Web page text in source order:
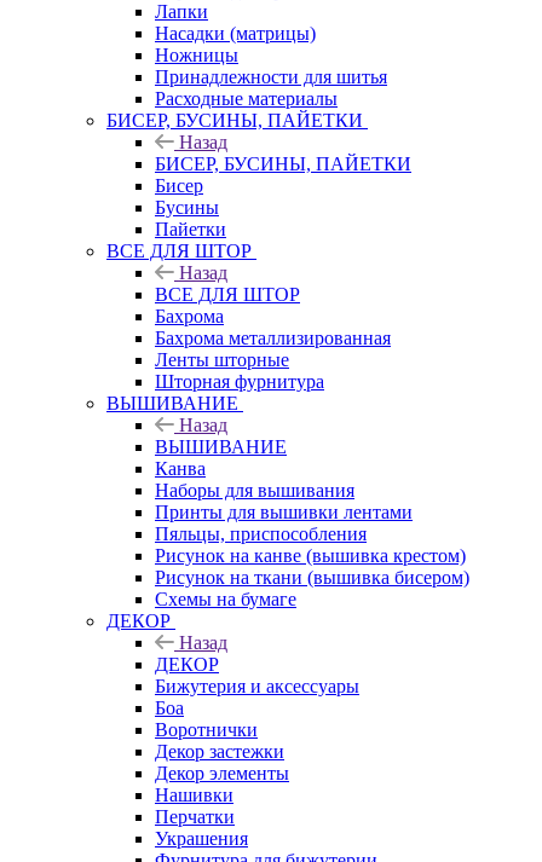
Лапки
Насадки (матрицы)
Ножницы
Принадлежности для шитья
Расходные материалы
БИСЕР, БУСИНЫ, ПАЙЕТКИ
Назад
БИСЕР, БУСИНЫ, ПАЙЕТКИ
Бисер
Бусины
Пайетки
ВСЕ ДЛЯ ШТОР
Назад
ВСЕ ДЛЯ ШТОР
Бахрома
Бахрома металлизированная
Ленты шторные
Шторная фурнитура
ВЫШИВАНИЕ
Назад
ВЫШИВАНИЕ
Канва
Наборы для вышивания
Принты для вышивки лентами
Пяльцы, приспособления
Рисунок на канве (вышивка крестом)
Рисунок на ткани (вышивка бисером)
Схемы на бумаге
ДЕКОР
Назад
ДЕКОР
Бижутерия и аксессуары
Боа
Воротнички
Декор застежки
Декор элементы
Нашивки
Перчатки
Украшения